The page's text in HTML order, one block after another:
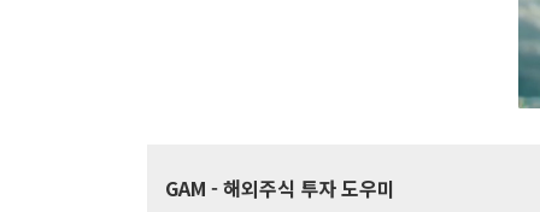
GAM - 해외주식 투자 도우미